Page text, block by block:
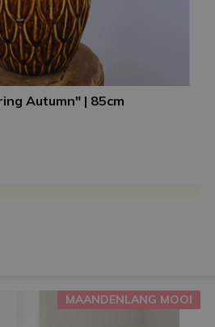
Autumn" | 85cm
MAANDENLANG MOOI